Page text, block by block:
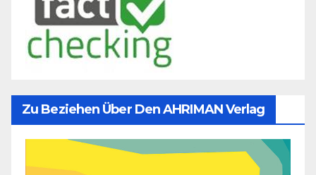
Zu Beziehen Über Den AHRIMAN Verlag